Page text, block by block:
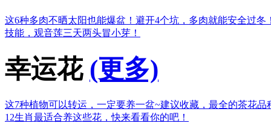
这6种多肉不晒太阳也能爆盆！ 避开4个坑，多肉就能安全过冬
技能，观音莲三天两头冒小芽！
幸运花 (更多)
这7种植物可以转运，一定要养一盆~建议收藏，最全的茶花品
12生肖最适合养这些花，快来看看你的吧！